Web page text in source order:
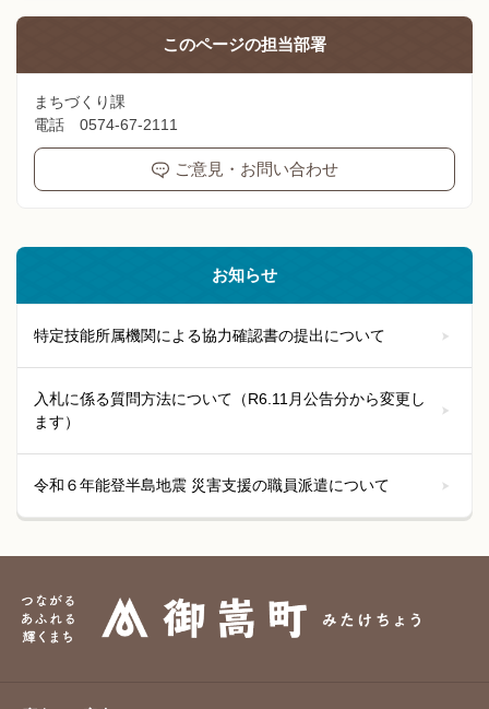
このページの担当部署
まちづくり課
電話 0574-67-2111
ご意見・お問い合わせ
お知らせ
特定技能所属機関による協力確認書の提出について
入札に係る質問方法について（R6.11月公告分から変更し
ます）
令和６年能登半島地震 災害支援の職員派遣について